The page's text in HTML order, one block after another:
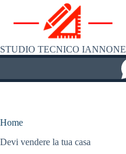
contenuto
STUDIO TECNICO IANNONE
Home
Devi vendere la tua casa